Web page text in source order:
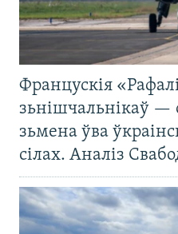
Францускія
зьнішчальнікаў —
зьмена ўва
сілах. Аналіз